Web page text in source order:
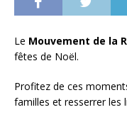
Le Mouvement de la
fêtes de Noël.
Profitez de ces
familles et resserrer les